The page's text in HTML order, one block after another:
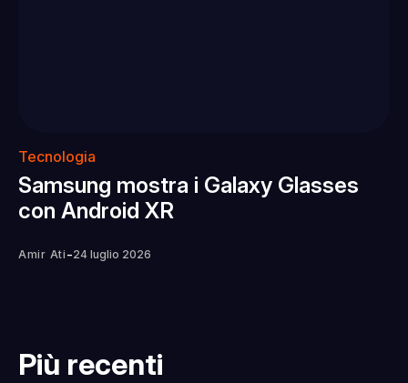
Tecnologia
Samsung mostra i Galaxy Glasses
con Android XR
Amir Ati -24 luglio 2026
Più recenti